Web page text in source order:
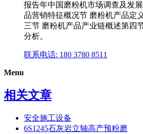
报告年中国磨粉机市场调查及发
品营销特征概况节 磨粉机产品定
三节 磨粉机产品产业链概述第四
分析。
联系电话: 180 3780 8511
Menu
相关文章
安全施工设备
6S1245石灰岩立轴高产预粉磨